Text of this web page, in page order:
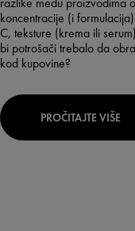
koncentracije (i
C, teksture (krema ili
bi potrošači trebalo da
kod kupovine?
PROČITAJTE VIŠE